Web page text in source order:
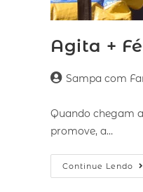
Agita +
Sampa com
Quando chegam
promove, a…
Continue Lendo